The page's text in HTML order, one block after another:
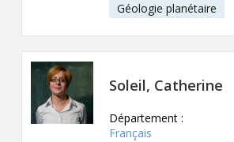
Géologie planétaire
Soleil, Catherine
Département :
Français